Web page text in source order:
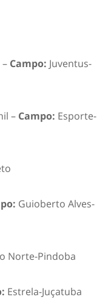
Campo: Juventus-
– Campo: Esporte-
Guioberto Alves-
Norte-Pindoba
Estrela-Juçatuba